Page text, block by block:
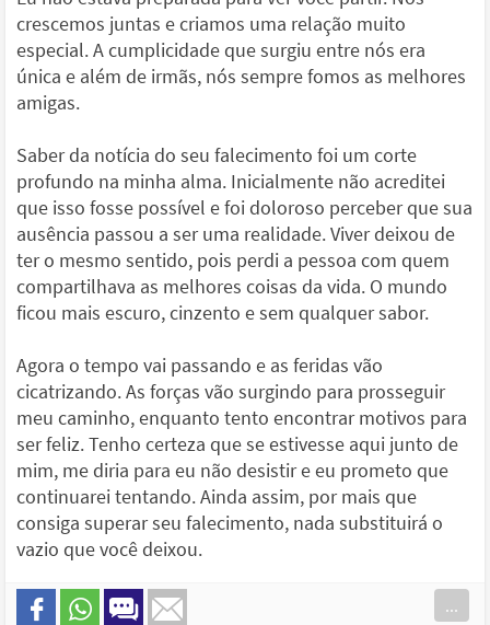
crescemos juntas e criamos uma relação muito
especial. A cumplicidade que surgiu entre nós era
única e além de irmãs, nós sempre fomos as melhores
amigas.
Saber da notícia do seu falecimento foi um corte
profundo na minha alma. Inicialmente não acreditei
que isso fosse possível e foi doloroso perceber que sua
ausência passou a ser uma realidade. Viver deixou de
ter o mesmo sentido, pois perdi a pessoa com quem
compartilhava as melhores coisas da vida. O mundo
ficou mais escuro, cinzento e sem qualquer sabor.
Agora o tempo vai passando e as feridas vão
cicatrizando. As forças vão surgindo para prosseguir
meu caminho, enquanto tento encontrar motivos para
ser feliz. Tenho certeza que se estivesse aqui junto de
mim, me diria para eu não desistir e eu prometo que
continuarei tentando. Ainda assim, por mais que
consiga superar seu falecimento, nada substituirá o
vazio que você deixou.
...